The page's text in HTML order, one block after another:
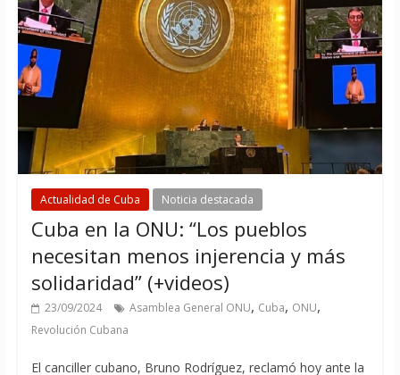
Actualidad de Cuba Noticia destacada
Cuba en la ONU: “Los pueblos
necesitan menos injerencia y más
solidaridad” (+videos)
23/09/2024 Asamblea General ONU, Cuba, ONU,
Revolución Cubana
El canciller cubano, Bruno Rodríguez, reclamó hoy ante la